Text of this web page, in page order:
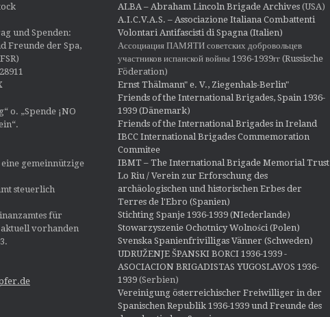
und Spenden:
Freunde der Spa,
o. „Spende ¡NO
eine gemeinnützige
steuerlich
für
vorhanden
ALBA – Abraham Lincoln Brigade Archives(USA)
A.I.C.V.A.S. – Associazione Italiana Combattenti
Volontari Antifascisti di Spagna (Italien)
Ассоциация ПАМЯТИ советских добровольцев
участников испанской войны 1936-1939гг (Russische
Föderation)
Ernst Thälmann" e. V., Ziegenhals-Berlin"
Friends of the International Brigades, Spain 1936-
1939 (Dänemark)
Friends of the International Brigades in Ireland
IBCC International Brigades Commemoration
Commitee
IBMT – The International Brigade Memorial Trust
Lo Riu / Verein zur Erforschung des
archäologischen und historischen Erbes der
Terres de l'Ebro (Spanien)
Stichting Spanje 1936-1939 (NIederlande)
Stowarzyszenie Ochotnicy Wolności (Polen)
Svenska Spanienfrivilligas Vänner (Schweden)
UDRUŽENJE ŠPANSKI BORCI 1936-1939 -
ASOCIACION BRIGADISTAS YUGOSLAVOS 1936-
1939(Serbien)
Vereinigung österreichischer Freiwilliger in der
Spanischen Republik 1936-1939 und Freunde des